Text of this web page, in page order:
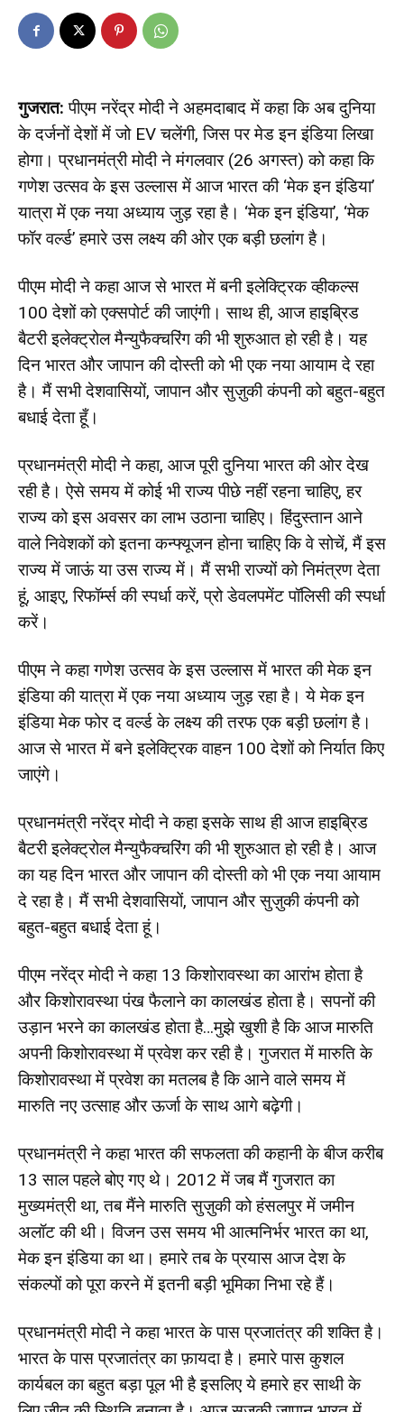
गुजरात: पीएम नरेंद्र मोदी ने अहमदाबाद में कहा कि अब दुनिया
के दर्जनों देशों में जो EV चलेंगी, जिस पर मेड इन इंडिया लिखा
होगा। प्रधानमंत्री मोदी ने मंगलवार (26 अगस्त) को कहा कि
गणेश उत्सव के इस उल्लास में आज भारत की ‘मेक इन इंडिया’
यात्रा में एक नया अध्याय जुड़ रहा है। ‘मेक इन इंडिया’, ‘मेक
फॉर वर्ल्ड’ हमारे उस लक्ष्य की ओर एक बड़ी छलांग है।
पीएम मोदी ने कहा आज से भारत में बनी इलेक्ट्रिक व्हीकल्स
100 देशों को एक्सपोर्ट की जाएंगी। साथ ही, आज हाइब्रिड
बैटरी इलेक्ट्रोल मैन्युफैक्चरिंग की भी शुरुआत हो रही है। यह
दिन भारत और जापान की दोस्ती को भी एक नया आयाम दे रहा
है। मैं सभी देशवासियों, जापान और सुज़ुकी कंपनी को बहुत-बहुत
बधाई देता हूँ।
प्रधानमंत्री मोदी ने कहा, आज पूरी दुनिया भारत की ओर देख
रही है। ऐसे समय में कोई भी राज्य पीछे नहीं रहना चाहिए, हर
राज्य को इस अवसर का लाभ उठाना चाहिए। हिंदुस्तान आने
वाले निवेशकों को इतना कन्फ्यूजन होना चाहिए कि वे सोचें, मैं इस
राज्य में जाऊं या उस राज्य में। मैं सभी राज्यों को निमंत्रण देता
हूं, आइए, रिफॉर्म्स की स्पर्धा करें, प्रो डेवलपमेंट पॉलिसी की स्पर्धा
करें।
पीएम ने कहा गणेश उत्सव के इस उल्लास में भारत की मेक इन
इंडिया की यात्रा में एक नया अध्याय जुड़ रहा है। ये मेक इन
इंडिया मेक फोर द वर्ल्ड के लक्ष्य की तरफ एक बड़ी छलांग है।
आज से भारत में बने इलेक्ट्रिक वाहन 100 देशों को निर्यात किए
जाएंगे।
प्रधानमंत्री नरेंद्र मोदी ने कहा इसके साथ ही आज हाइब्रिड
बैटरी इलेक्ट्रोल मैन्युफैक्चरिंग की भी शुरुआत हो रही है। आज
का यह दिन भारत और जापान की दोस्ती को भी एक नया आयाम
दे रहा है। मैं सभी देशवासियों, जापान और सुज़ुकी कंपनी को
बहुत-बहुत बधाई देता हूं।
पीएम नरेंद्र मोदी ने कहा 13 किशोरावस्था का आरांभ होता है
और किशोरावस्था पंख फैलाने का कालखंड होता है। सपनों की
उड़ान भरने का कालखंड होता है…मुझे खुशी है कि आज मारुति
अपनी किशोरावस्था में प्रवेश कर रही है। गुजरात में मारुति के
किशोरावस्था में प्रवेश का मतलब है कि आने वाले समय में
मारुति नए उत्साह और ऊर्जा के साथ आगे बढ़ेगी।
प्रधानमंत्री ने कहा भारत की सफलता की कहानी के बीज करीब
13 साल पहले बोए गए थे। 2012 में जब मैं गुजरात का
मुख्यमंत्री था, तब मैंने मारुति सुज़ुकी को हंसलपुर में जमीन
अलॉट की थी। विजन उस समय भी आत्मनिर्भर भारत का था,
मेक इन इंडिया का था। हमारे तब के प्रयास आज देश के
संकल्पों को पूरा करने में इतनी बड़ी भूमिका निभा रहे हैं।
प्रधानमंत्री मोदी ने कहा भारत के पास प्रजातंत्र की शक्ति है।
भारत के पास प्रजातंत्र का फ़ायदा है। हमारे पास कुशल
कार्यबल का बहुत बड़ा पूल भी है इसलिए ये हमारे हर साथी के